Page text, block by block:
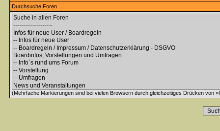
Durchsuche Foren
(Mehrfache Markierungen sind bei vielen Browsern durch gleichzeitiges Drücken von